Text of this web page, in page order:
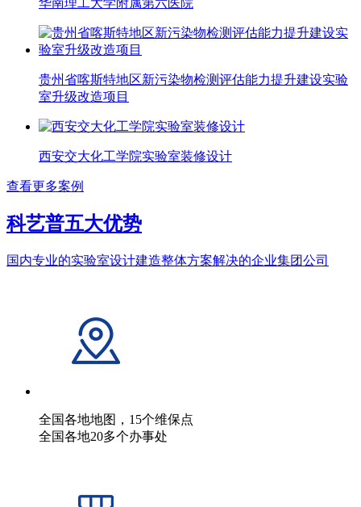
贵州省喀斯特地区新污染物检测评估能力提升建设实验
室升级改造项目
西安交大化工学院实验室装修设计
查看更多案例
科艺普五大优势
国内专业的实验室设计建造整体方案解决的企业集团公司
全国各地地图，15个维保点
全国各地20多个办事处